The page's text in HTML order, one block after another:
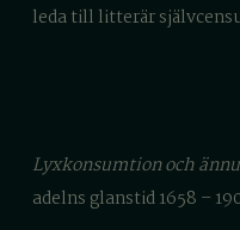
leda till litterär
Lyxkonsumtion och
adelns glanstid 1658 –